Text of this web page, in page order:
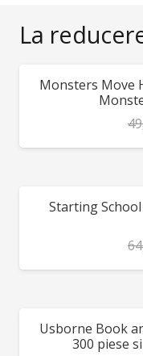
„Ce se află în
Vârstă recomandată
La
REDUCERI!
Monsters Move
REDUCERI!
Starting
REDUCERI!
Usborne Book
300 piese